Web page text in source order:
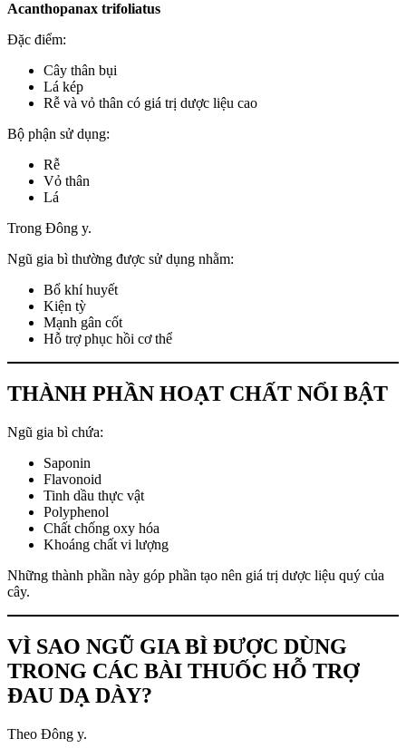
Acanthopanax trifoliatus
Đặc điểm:
Cây thân bụi
Lá kép
Rễ và vỏ thân có giá trị dược liệu cao
Bộ phận sử dụng:
Rễ
Vỏ thân
Lá
Trong Đông y.
Ngũ gia bì thường được sử dụng nhằm:
Bổ khí huyết
Kiện tỳ
Mạnh gân cốt
Hỗ trợ phục hồi cơ thể
THÀNH PHẦN HOẠT CHẤT NỔI BẬT
Ngũ gia bì chứa:
Saponin
Flavonoid
Tinh dầu thực vật
Polyphenol
Chất chống oxy hóa
Khoáng chất vi lượng
Những thành phần này góp phần tạo nên giá trị dược liệu quý của
cây.
VÌ SAO NGŨ GIA BÌ ĐƯỢC DÙNG
TRONG CÁC BÀI THUỐC HỖ TRỢ
ĐAU DẠ DÀY?
Theo Đông y.